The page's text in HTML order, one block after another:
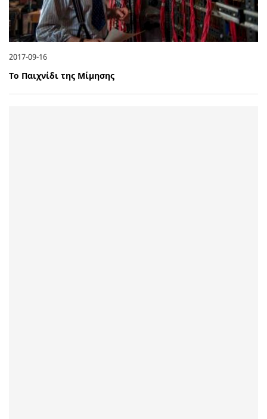
2017-09-16
Το Παιχνίδι της Μίμησης